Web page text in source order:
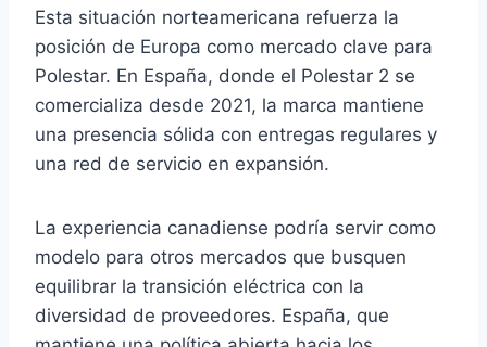
Esta situación norteamericana refuerza la
posición de Europa como mercado clave para
Polestar. En España, donde el Polestar 2 se
comercializa desde 2021, la marca mantiene
una presencia sólida con entregas regulares y
una red de servicio en expansión.
La experiencia canadiense podría servir como
modelo para otros mercados que busquen
equilibrar la transición eléctrica con la
diversidad de proveedores. España, que